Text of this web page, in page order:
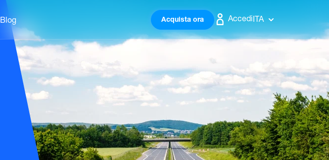
Blog Acquista ora AccediITA